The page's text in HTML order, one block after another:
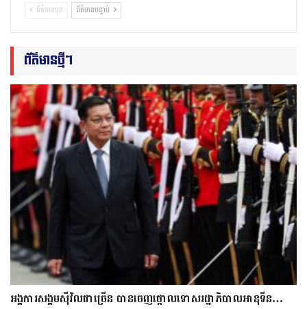
ព័ត៌មានមុន ព័ត៌មានបន្ទាប់
ព័ត៌មានថ្មីៗ
អង្គការសង្គមស៊ីវិលជាច្រើន បានចេញថ្កោលទោសរដ្ឋាភិបាលអានុទីន…